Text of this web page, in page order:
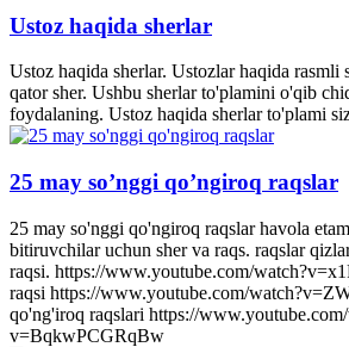
Ustoz haqida sherlar
Ustoz haqida sherlar. Ustozlar haqida rasmli
qator sher. Ushbu sherlar to'plamini o'qib
foydalaning. Ustoz haqida sherlar to'plami
25 may so’nggi qo’ngiroq raqslar
25 may so'nggi qo'ngiroq raqslar havola
bitiruvchilar uchun sher va raqs. raqslar
raqsi. https://www.youtube.com/
raqsi https://www.youtube.com/
qo'ng'iroq raqslari https://
v=BqkwPCGRqBw